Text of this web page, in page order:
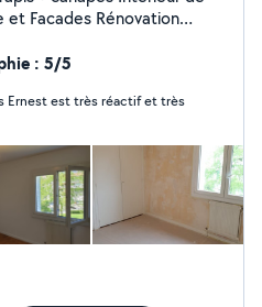
: 5/5
Ernest est très réactif et très